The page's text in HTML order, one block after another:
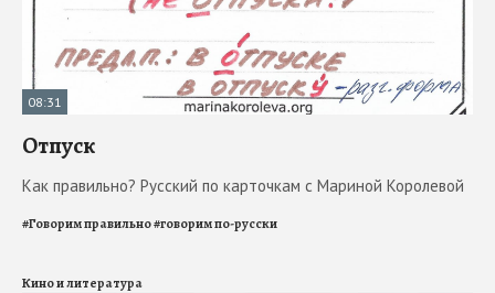
08:31
Отпуск
Как правильно? Русский по карточкам с Мариной Королевой
#Говорим правильно#говорим по-русски
Кино и литература